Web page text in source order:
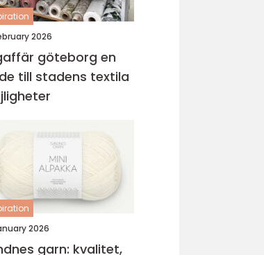
2026
göteborg en
till stadens textila
2026
garn: kvalitet,